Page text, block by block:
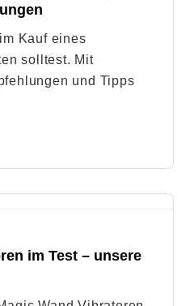
Kauf eines
solltest. Mit
und Tipps
im Test – unsere